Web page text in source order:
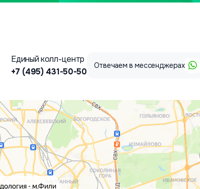
Единый колл-центр
+7 (495) 431-50-50
Отвечаем в мессенджерах